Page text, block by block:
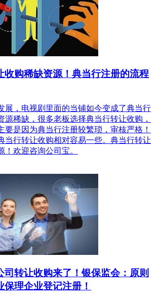
收购稀缺资源！典当行注册的流程
展，电视剧里面的当铺如今变成了典当行
源稀缺，很多老板选择典当行转让收购，
要是因为典当行注册较繁琐，审核严格！
当行转让收购相对容易一些。典当行转让
！欢迎咨询公司宝。
司转让收购来了！银保监会：原则
保理企业登记注册！